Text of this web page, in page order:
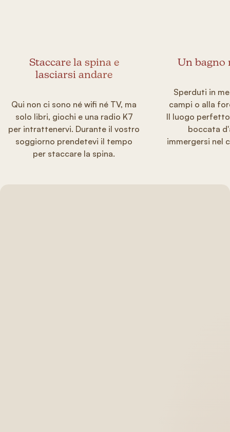
Staccare la spina e
lasciarsi andare
Qui non ci sono né wifi né TV, ma
solo libri, giochi e una radio K7
per intrattenervi. Durante il vostro
soggiorno prendetevi il tempo
per staccare la spina.
Un bagno
Sperduti in
campi o alla
Il luogo
boccata
immergersi nel